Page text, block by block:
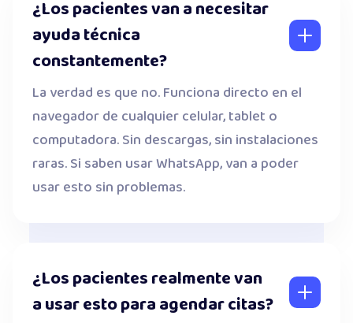
¿Los pacientes van a necesitar
ayuda técnica
constantemente?
La verdad es que no. Funciona directo en el
navegador de cualquier celular, tablet o
computadora. Sin descargas, sin instalaciones
raras. Si saben usar WhatsApp, van a poder
usar esto sin problemas.
¿Los pacientes realmente van
a usar esto para agendar citas?